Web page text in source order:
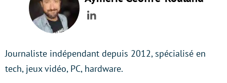
LinkedIn
Journaliste indépendant depuis 2012, spécialisé en
tech, jeux vidéo, PC, hardware.